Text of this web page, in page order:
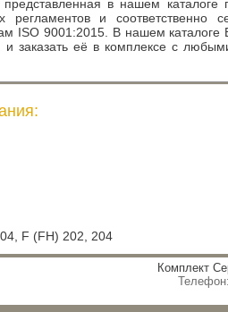
в нашем каталоге
и соответственно
ISO 9001:2015. В нашем
заказать её в комплексе с
F (FH) 202, 204
Комплект